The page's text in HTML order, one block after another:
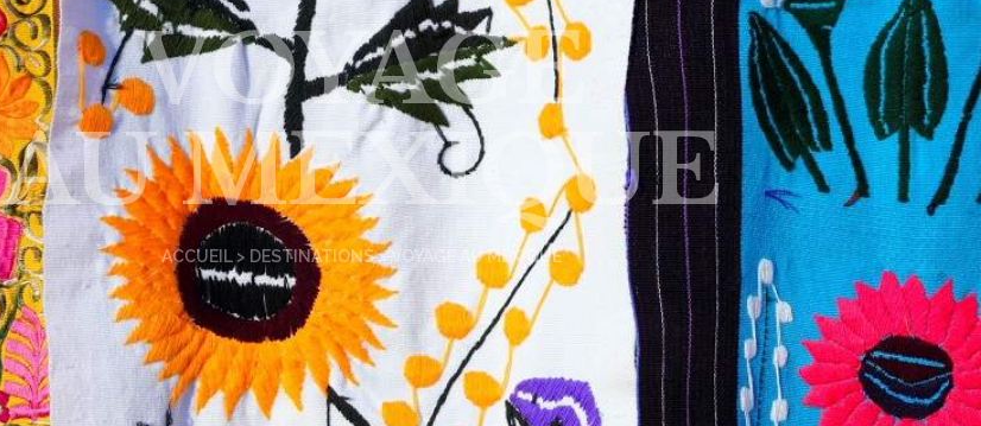
VOYAGE
AU MEXIQUE
ACCUEIL> DESTINATIONS> VOYAGE AU MEXIQUE